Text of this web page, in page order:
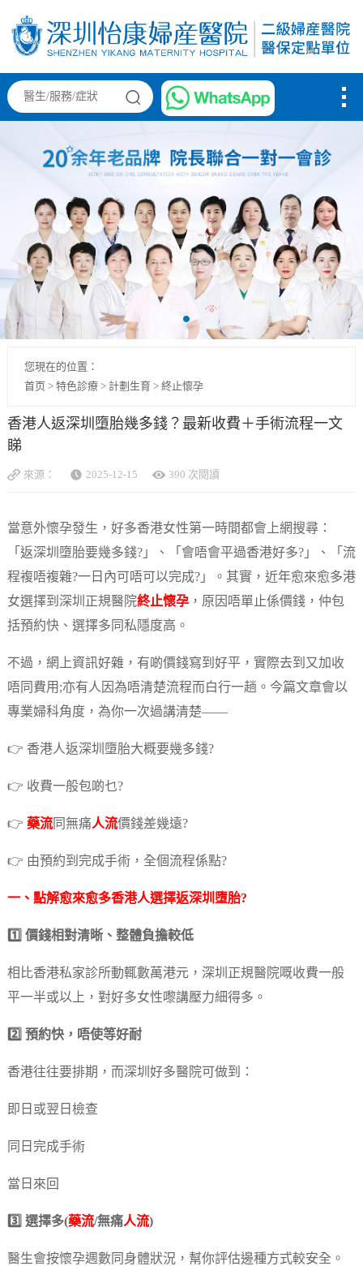
您現在的位置：
首页 > 特色診療> 計劃生育> 終止懷孕
香港人返深圳墮胎幾多錢？最新收費＋手術流程一文
睇
來源： 2025-12-15 390 次閱讀
當意外懷孕發生，好多香港女性第一時間都會上網搜尋：
「返深圳墮胎要幾多錢?」、「會唔會平過香港好多?」、「流
程複唔複雜?一日內可唔可以完成?」。其實，近年愈來愈多港
女選擇到深圳正規醫院終止懷孕，原因唔單止係價錢，仲包
括預約快、選擇多同私隱度高。
不過，網上資訊好雜，有啲價錢寫到好平，實際去到又加收
唔同費用;亦有人因為唔清楚流程而白行一趟。今篇文章會以
專業婦科角度，為你一次過講清楚——
👉 香港人返深圳墮胎大概要幾多錢?
👉 收費一般包啲乜?
👉 藥流同無痛人流價錢差幾遠?
👉 由預約到完成手術，全個流程係點?
一、點解愈來愈多香港人選擇返深圳墮胎?
1️⃣ 價錢相對清晰、整體負擔較低
相比香港私家診所動輒數萬港元，深圳正規醫院嘅收費一般
平一半或以上，對好多女性嚟講壓力細得多。
2️⃣ 預約快，唔使等好耐
香港往往要排期，而深圳好多醫院可做到：
即日或翌日檢查
同日完成手術
當日來回
3️⃣ 選擇多(藥流/無痛人流)
醫生會按懷孕週數同身體狀況，幫你評估邊種方式較安全。